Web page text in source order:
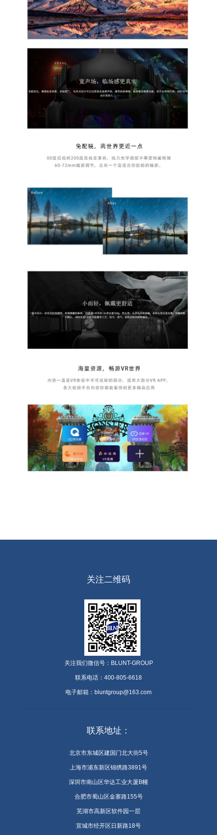
关注二维码
关注我们微信号：BLUNT-GROUP
联系电话：400-805-6618
电子邮箱：bluntgroup@163.com
联系地址：
北京市东城区建国门北大街5号
上海市浦东新区锦绣路3891号
深圳市南山区华达工业大厦B幢
合肥市蜀山区金寨路155号
芜湖市高新区软件园一层
宣城市经开区日新路18号